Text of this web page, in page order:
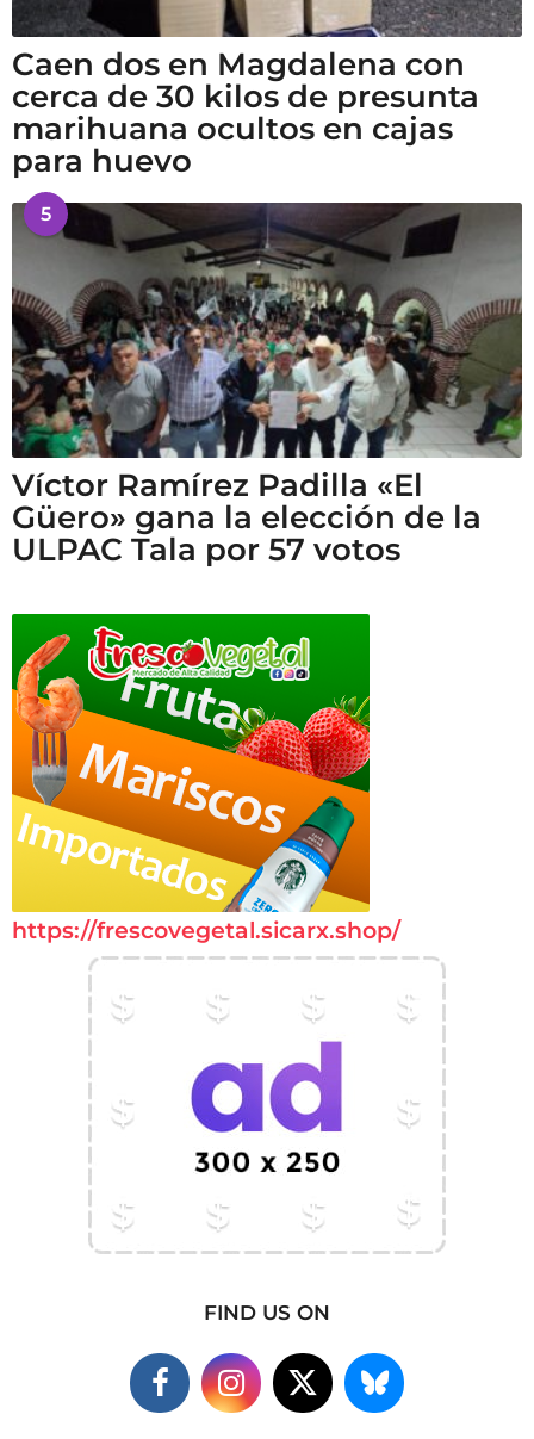
Caen dos en Magdalena con
cerca de 30 kilos de presunta
marihuana ocultos en cajas
para huevo
5
Víctor Ramírez Padilla «El
Güero» gana la elección de la
ULPAC Tala por 57 votos
https://frescovegetal.sicarx.shop/
FIND US ON